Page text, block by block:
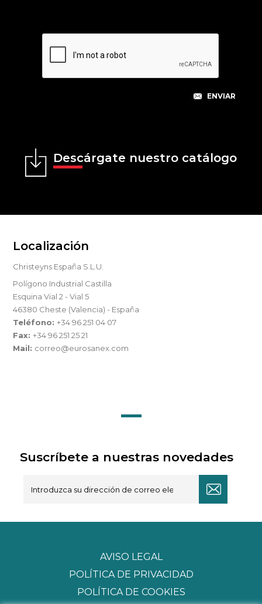
Descárgate nuestro catálogo
Localización
Christeyns España S.L.U.
Polígono Industrial Castilla
Esquina Vial 2 - Vial 5
46380 Cheste (Valencia) - España
Teléfono:+34 96 251 04 07
Fax:+34 96 251 25 21
Mail: correo@eurosanex.com
Suscríbete a nuestras novedades
AVISO LEGAL
POLÍTICA DE PRIVACIDAD
POLÍTICA DE COOKIES